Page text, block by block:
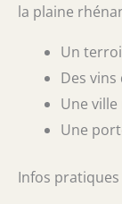
la plaine
Un
Des
Une
Une
Infos pratiques